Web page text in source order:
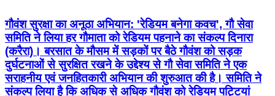
गौवंश सुरक्षा का अनूठा अभियान: 'रेडियम बनेगा कवच', गौ सेवा
समिति ने लिया हर गौमाता को रेडियम पहनाने का संकल्प दिनारा
(करैरा)। बरसात के मौसम में सड़कों पर बैठे गौवंश को सड़क
दुर्घटनाओं से सुरक्षित रखने के उद्देश्य से गौ सेवा समिति ने एक
सराहनीय एवं जनहितकारी अभियान की शुरुआत की है। समिति ने
संकल्प लिया है कि अधिक से अधिक गौवंश को रेडियम पट्टियां